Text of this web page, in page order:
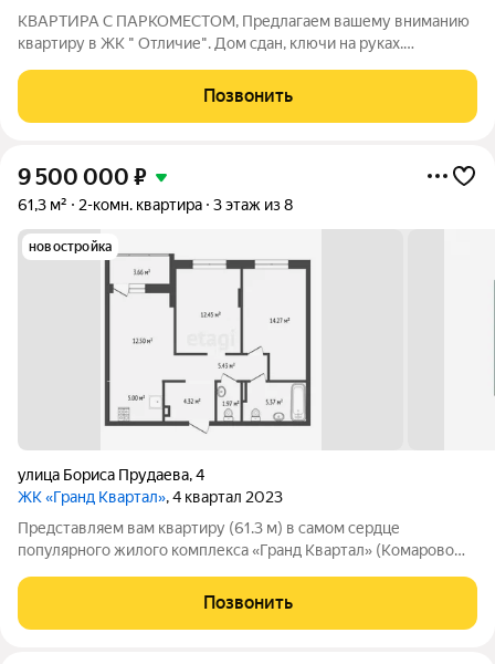
КВАРТИРА С ПАРКОМЕСТОМ, Предлагаем вашему вниманию
квартиру в ЖК " Отличие". Дом сдан, ключи на руках.
кухней гостиной 17.5 кв.м и двумя изолированными спальнями,
два санузла. Жилой комплекс
Позвонить
9 500 000 ₽
61,3 м² 2-комн. квартира 3 этаж из 8
новостройка
улица Бориса Прудаева,4
ЖК «Гранд Квартал», 4 квартал 2023
Представляем вам квартиру (61.3 м) в самом сердце
популярного жилого комплекса «Гранд Квартал» (Комарово
просторное помещение, где легко разместится вся семья.
личное пространство: две
Позвонить